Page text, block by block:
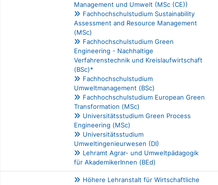
Management und Umwelt (MSc (CE))
Fachhochschulstudium Sustainability
Assessment and Resource Management
(MSc)
Fachhochschulstudium Green
Engineering - Nachhaltige
Verfahrenstechnik und Kreislaufwirtschaft
(BSc)*
Fachhochschulstudium
Umweltmanagement (BSc)
Fachhochschulstudium European Green
Transformation (MSc)
Universitätsstudium Green Process
Engineering (MSc)
Universitätsstudium
Umweltingenieurwesen (DI)
Lehramt Agrar- und Umweltpädagogik
für AkademikerInnen (BEd)
Höhere Lehranstalt für Wirtschaftliche